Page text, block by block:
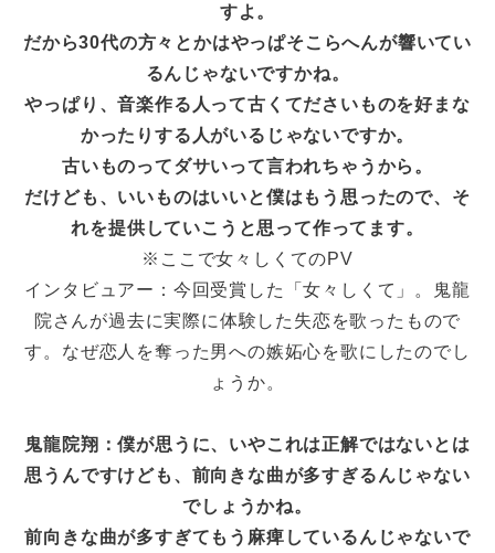
すよ。
だから30代の方々とかはやっぱそこらへんが響いてい
るんじゃないですかね。
やっぱり、音楽作る人って古くてださいものを好まな
かったりする人がいるじゃないですか。
古いものってダサいって言われちゃうから。
だけども、いいものはいいと僕はもう思ったので、そ
れを提供していこうと思って作ってます。
※ここで女々しくてのPV
インタビュアー：今回受賞した「女々しくて」。鬼龍
院さんが過去に実際に体験した失恋を歌ったもので
す。なぜ恋人を奪った男への嫉妬心を歌にしたのでし
ょうか。
鬼龍院翔：僕が思うに、いやこれは正解ではないとは
思うんですけども、前向きな曲が多すぎるんじゃない
でしょうかね。
前向きな曲が多すぎてもう麻痺しているんじゃないで